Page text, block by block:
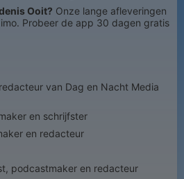
Ooit? Onze lange afleveringen
Probeer de app 30 dagen gratis
van Dag en Nacht Media
en schrijfster
en redacteur
podcastmaker en redacteur